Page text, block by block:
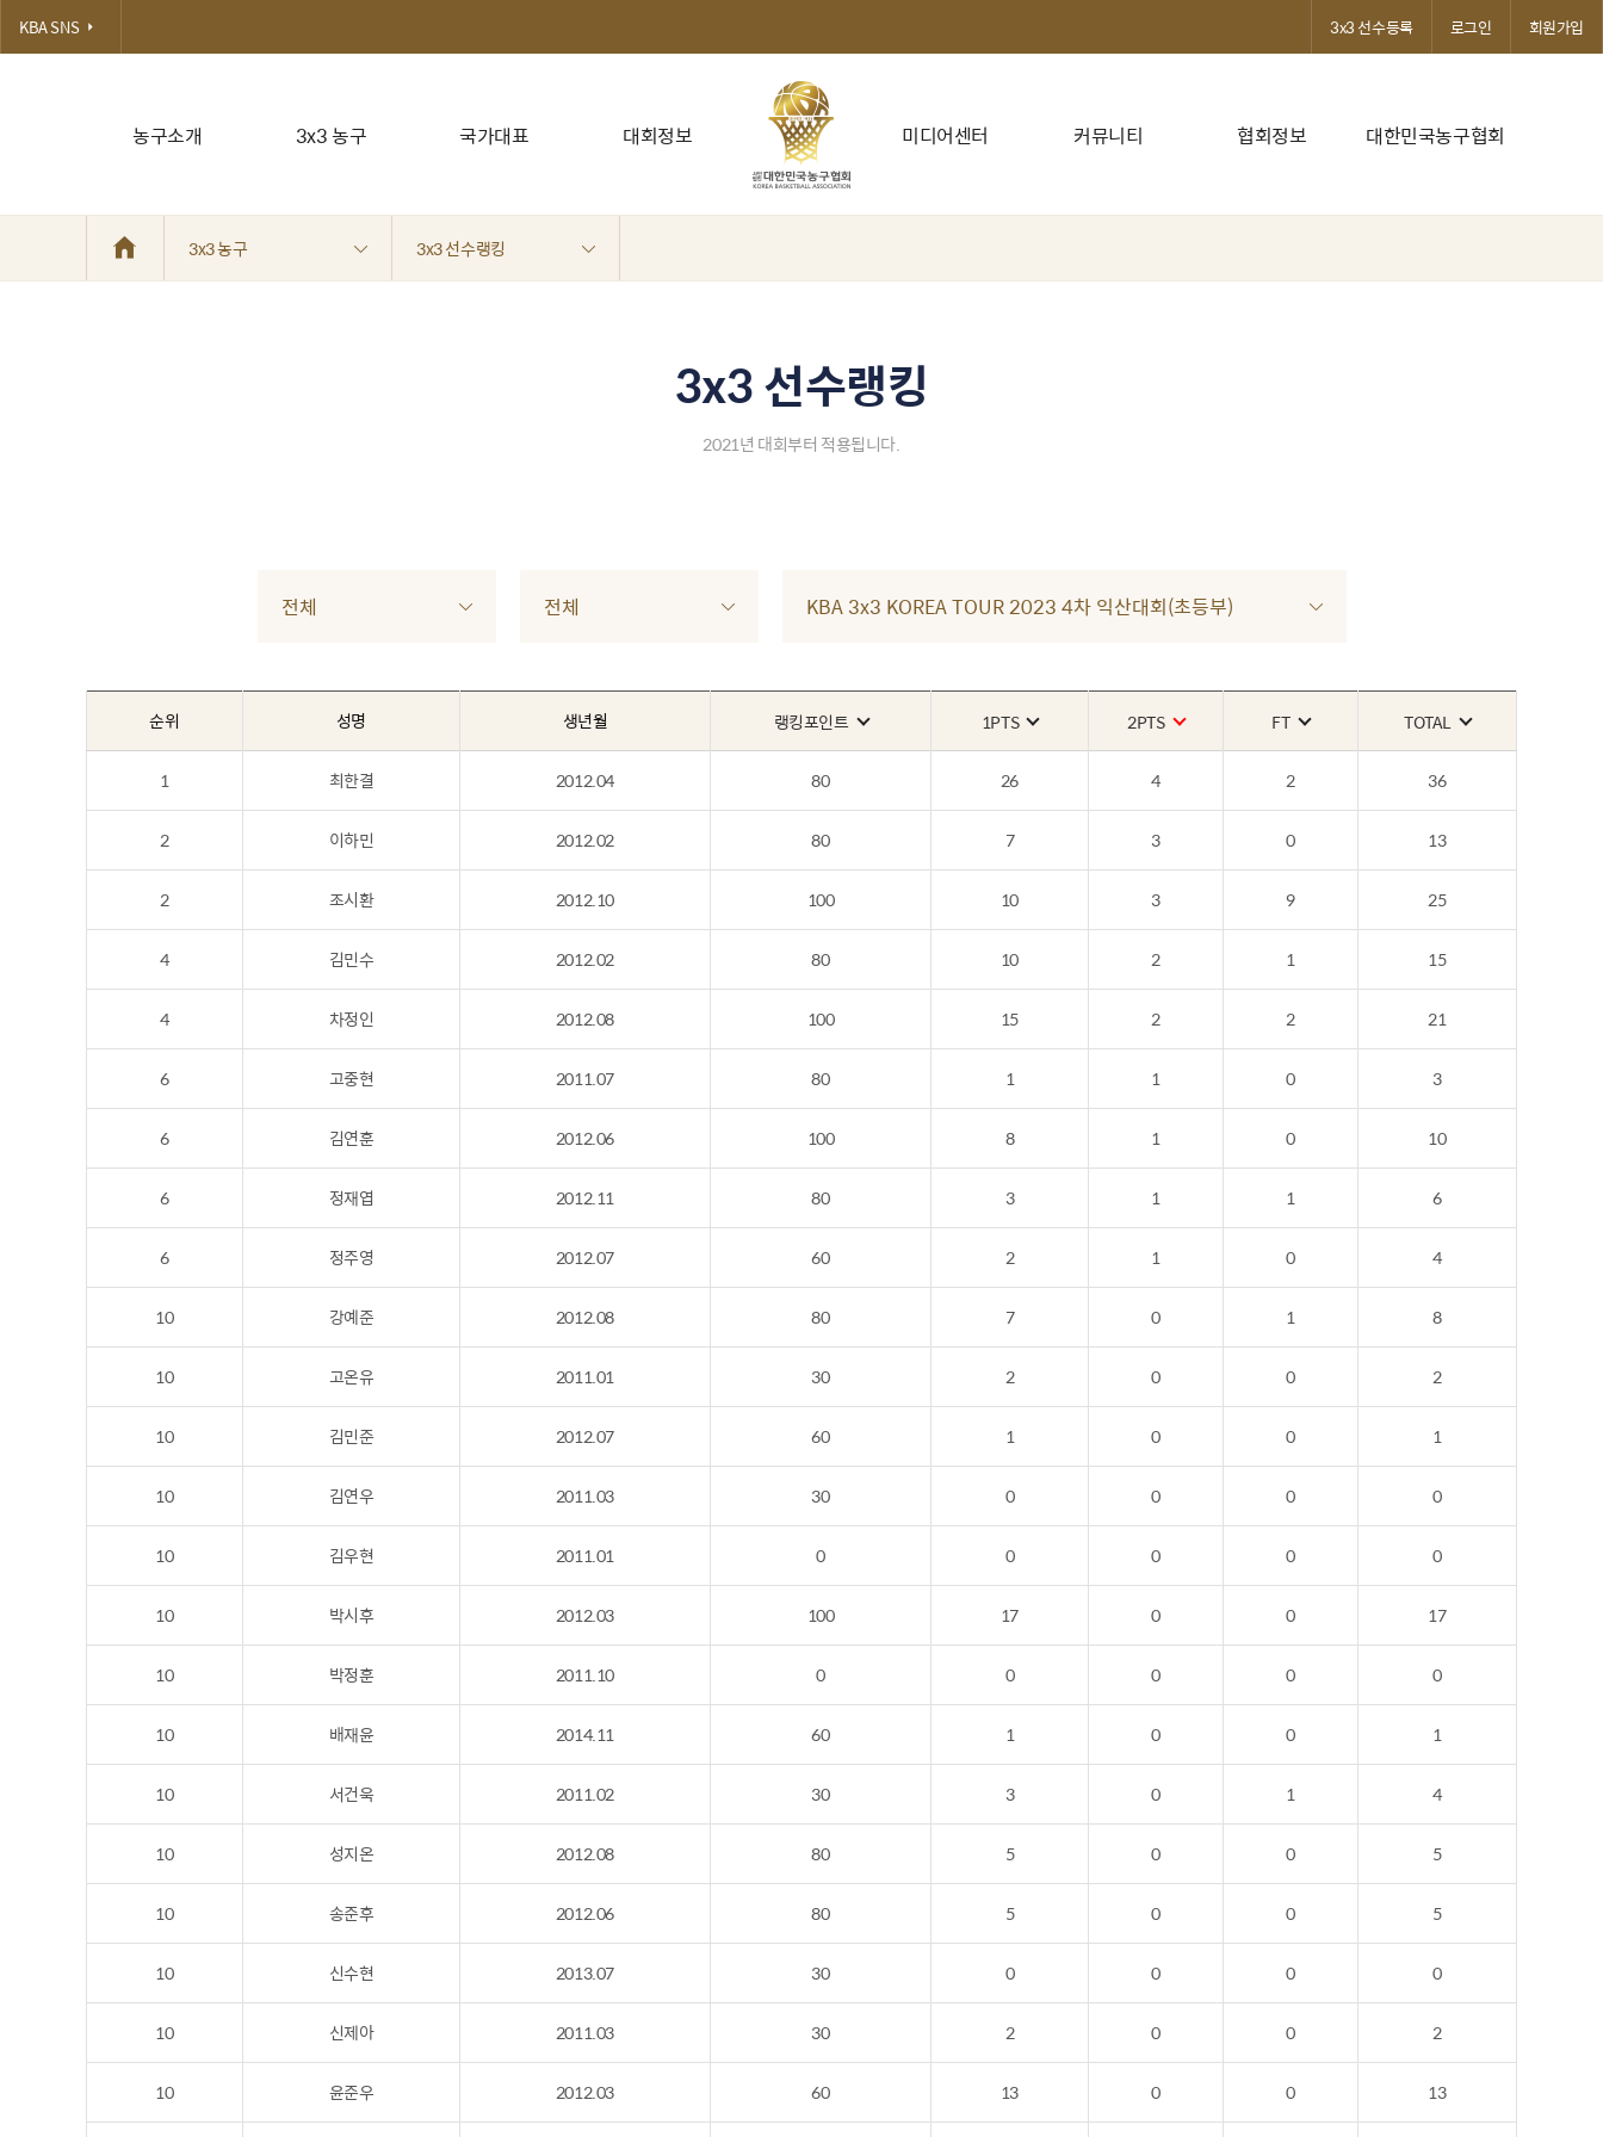
농구소개 3x3 농구 국가대표 대회정보 미디어센터 커뮤니티 협회정보 대한민국농구협회
KBA SNS 3x3 선수등록 로그인 회원가입
3x3 농구 3x3 선수랭킹
3x3 선수랭킹
2021년 대회부터 적용됩니다.
전체 전체 KBA 3x3 KOREA TOUR 2023 4차 익산대회(초등부)
순위 성명 생년월 랭킹포인트 1PTS 2PTS FT TOTAL
1 최한결 2012.04 80 26 4 2 36
2 이하민 2012.02 80 7 3 0 13
2 조시환 2012.10 100 10 3 9 25
4 김민수 2012.02 80 10 2 1 15
4 차정인 2012.08 100 15 2 2 21
6 고중현 2011.07 80 1 1 0 3
6 김연훈 2012.06 100 8 1 0 10
6 정재엽 2012.11 80 3 1 1 6
6 정주영 2012.07 60 2 1 0 4
10 강예준 2012.08 80 7 0 1 8
10 고온유 2011.01 30 2 0 0 2
10 김민준 2012.07 60 1 0 0 1
10 김연우 2011.03 30 0 0 0 0
10 김우현 2011.01 0 0 0 0 0
10 박시후 2012.03 100 17 0 0 17
10 박정훈 2011.10 0 0 0 0 0
10 배재윤 2014.11 60 1 0 0 1
10 서건욱 2011.02 30 3 0 1 4
10 성지온 2012.08 80 5 0 0 5
10 송준후 2012.06 80 5 0 0 5
10 신수현 2013.07 30 0 0 0 0
10 신제아 2011.03 30 2 0 0 2
10 윤준우 2012.03 60 13 0 0 13